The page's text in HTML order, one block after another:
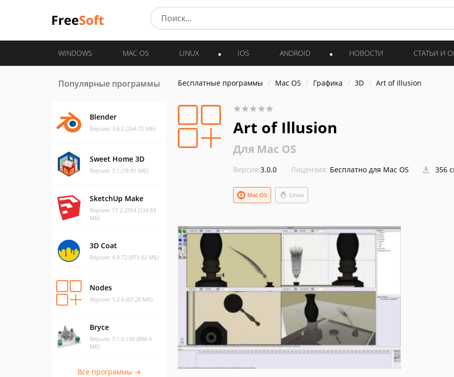
WINDOWS MAC OS LINUX IOS ANDROID НОВОСТИ СТАТЬИ И
Популярные программы
Blender
Версия: 3.6.2 (264.72 МБ)
Sweet Home 3D
Версия: 7.1 (78.81 МБ)
SketchUp Make
Версия: 17.2.2554 (134.83
МБ)
3D Coat
Версия: 4.9.72 (973.82 МБ)
Nodes
Версия: 1.2.6 (67.28 МБ)
Bryce
Версия: 7.1.0.109 (898.4
МБ)
Все программы →
Бесплатные программы Mac OS Графика 3D Art of Illusion
Art of Illusion
Для Mac OS
Версия:3.0.0 Лицензия: Бесплатно для Mac OS 356
Linux
Mac OS